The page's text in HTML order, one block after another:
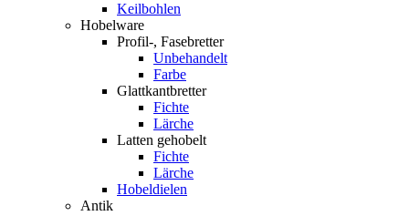
Keilbohlen
Hobelware
Profil-, Fasebretter
Unbehandelt
Farbe
Glattkantbretter
Fichte
Lärche
Latten gehobelt
Fichte
Lärche
Hobeldielen
Antik